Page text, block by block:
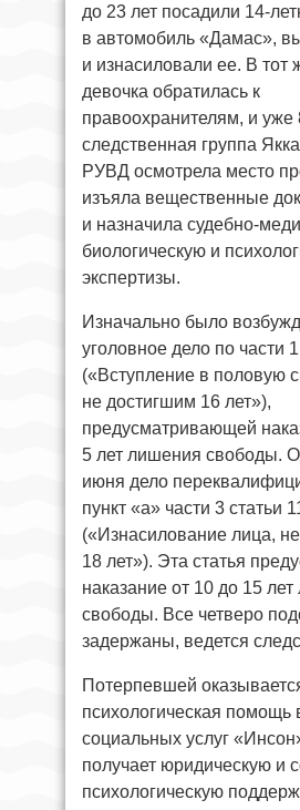
до 23 лет посадили 14-
в автомобиль «Дамас»,
и изнасиловали ее. В тот
девочка обратилась к
правоохранителям, и уже
следственная группа
РУВД осмотрела место
изъяла вещественные
и назначила судебно-
биологическую и
экспертизы.
Изначально было
уголовное дело по части
(«Вступление в половую
не достигшим 16 лет»),
предусматривающей
5 лет лишения свободы.
июня дело
пункт «а» части 3 статьи
(«Изнасилование лица,
18 лет»). Эта статья
наказание от 10 до 15
свободы. Все четверо
задержаны, ведется
Потерпевшей
психологическая помощь
социальных услуг
получает юридическую и
психологическую